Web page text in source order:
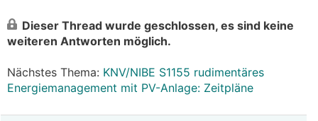
Dieser Thread wurde geschlossen, es sind keine
weiteren Antworten möglich.
Nächstes Thema: KNV/NIBE S1155 rudimentäres
Energiemanagement mit PV-Anlage: Zeitpläne